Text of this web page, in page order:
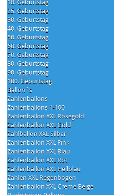
18. Geburtstag
25. Geburtstag
30. Geburtstag
40. Geburtstag
50. Geburtstag
60. Geburtstag
70. Geburtstag
80. Geburtstag
90. Geburtstag
100. Geburtstag
Ballon´s
Zahlenballons
Zahlenballons 1-100
Zahlenballon XXL Rosegold
Zahlenballon XXL Gold
Zahlballon XXL Silber
Zahlenballon XXL Pink
Zahlenballon XXL Blau
Zahlenballon XXL Rot
Zahlenballon XXL Hellblau
Zahlen XXL Regenbogen
Zahlenballon XXL Creme Beige